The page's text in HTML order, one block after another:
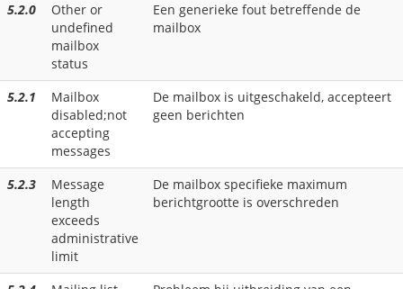
5.2.0
Other or
undefined
mailbox
status
Een generieke fout betreffende de
mailbox
5.2.1
Mailbox
disabled;not
accepting
messages
De mailbox is uitgeschakeld, accepteert
geen berichten
5.2.3
Message
length
exceeds
administrative
limit
De mailbox specifieke maximum
berichtgrootte is overschreden